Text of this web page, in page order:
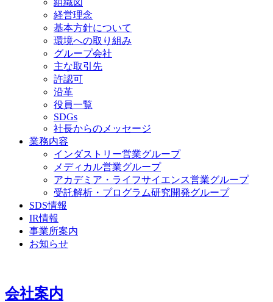
経営理念
基本方針について
環境への取り組み
グループ会社
主な取引先
許認可
沿革
役員一覧
SDGs
社長からのメッセージ
業務内容
インダストリー営業グループ
メディカル営業グループ
アカデミア・ライフサイエンス営業グループ
受託解析・プログラム研究開発グループ
SDS情報
IR情報
事業所案内
お知らせ
会社案内